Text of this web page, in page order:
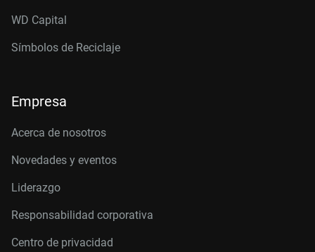
WD Capital
Símbolos de Reciclaje
Empresa
Acerca de nosotros
Novedades y eventos
Liderazgo
Responsabilidad corporativa
Centro de privacidad